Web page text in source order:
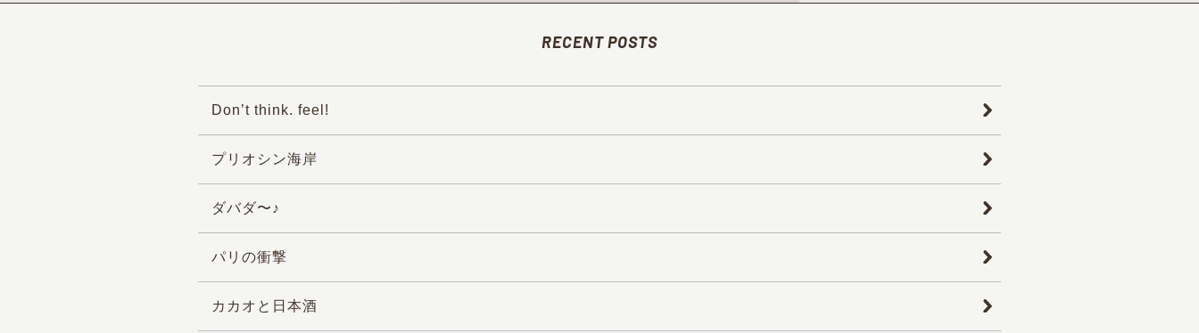
RECENT POSTS
Don’t think. feel!
プリオシン海岸
ダバダ〜♪
パリの衝撃
カカオと日本酒